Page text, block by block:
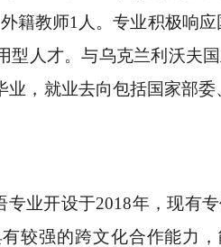
籍教师1人。专业积极响
人才。与乌克兰利沃夫
，就业去向包括国家部
专业开设于2018年，现有
较强的跨文化合作能力